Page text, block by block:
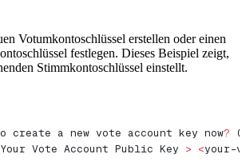
Votumkontoschlüssel erstellen oder einen
festlegen. Dieses Beispiel zeigt,
Stimmkontoschlüssel einstellt.
create a new vote account key now? (
Vote Account Public Key > <your-